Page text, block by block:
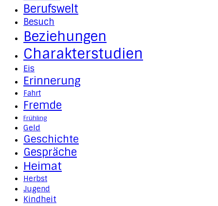
Berufswelt
Besuch
Beziehungen
Charakterstudien
Eis
Erinnerung
Fahrt
Fremde
Frühling
Geld
Geschichte
Gespräche
Heimat
Herbst
Jugend
Kindheit